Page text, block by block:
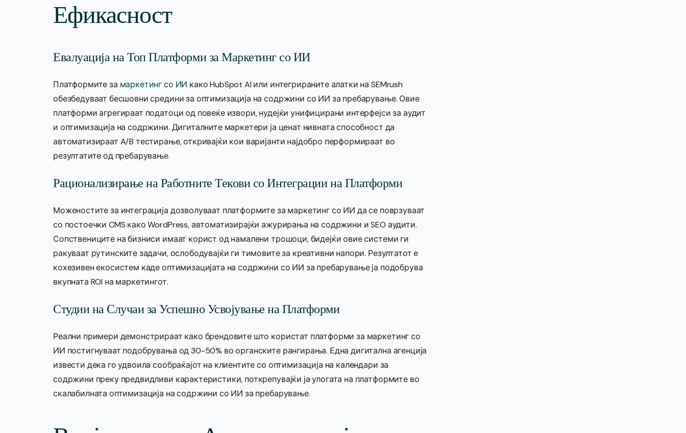
Ефикасност
Евалуација на Топ Платформи за Маркетинг со ИИ
Платформите за маркетинг со ИИ како HubSpot AI или интегрираните алатки на SEMrush
обезбедуваат бесшовни средини за оптимизација на содржини со ИИ за пребарување. Овие
платформи агрегираат податоци од повеќе извори, нудејќи унифицирани интерфејси за аудит
и оптимизација на содржини. Дигиталните маркетери ја ценат нивната способност да
автоматизираат A/B тестирање, откривајќи кои варијанти најдобро перформираат во
резултатите од пребарување.
Рационализирање на Работните Текови со Интеграции на Платформи
Моженостите за интеграција дозволуваат платформите за маркетинг со ИИ да се поврзуваат
со постоечки CMS како WordPress, автоматизирајќи ажурирања на содржини и SEO аудити.
Сопствениците на бизниси имаат корист од намалени трошоци, бидејќи овие системи ги
ракуваат рутинските задачи, ослободувајќи ги тимовите за креативни напори. Резултатот е
кохезивен екосистем каде оптимизацијата на содржини со ИИ за пребарување ја подобрува
вкупната ROI на маркетингот.
Студии на Случаи за Успешно Усвојување на Платформи
Реални примери демонстрираат како брендовите што користат платформи за маркетинг со
ИИ постигнуваат подобрувања од 30-50% во органските рангирања. Една дигитална агенција
извести дека го удвоила сообраќајот на клиентите со оптимизација на календари за
содржини преку предвидливи карактеристики, поткрепувајќи ја улогата на платформите во
скалабилната оптимизација на содржини со ИИ за пребарување.